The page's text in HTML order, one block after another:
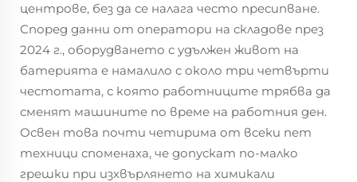
центрове, без да се налага често пресипване.
Според данни от оператори на складове през
2024 г., оборудването с удължен живот на
батерията е намалило с около три четвърти
честотата, с която работниците трябва да
сменят машините по време на работния ден.
Освен това почти четирима от всеки пет
техници споменаха, че допускат по-малко
грешки при изхвърлянето на химикали